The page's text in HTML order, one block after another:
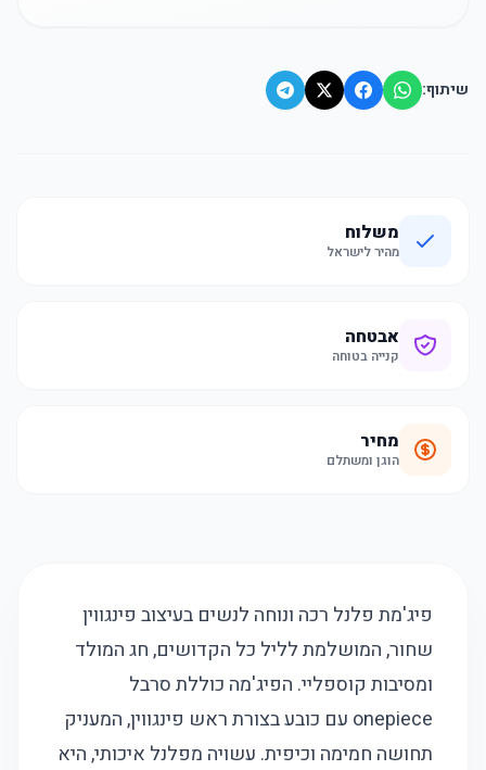
שיתוף:
משלוח
מהיר לישראל
אבטחה
קנייה בטוחה
מחיר
הוגן ומשתלם
פיג'מת פלנל רכה ונוחה לנשים בעיצוב פינגווין
שחור, המושלמת לליל כל הקדושים, חג המולד
ומסיבות קוספליי. הפיג'מה כוללת סרבל
onepiece עם כובע בצורת ראש פינגווין, המעניק
תחושה חמימה וכיפית. עשויה מפלנל איכותי, היא